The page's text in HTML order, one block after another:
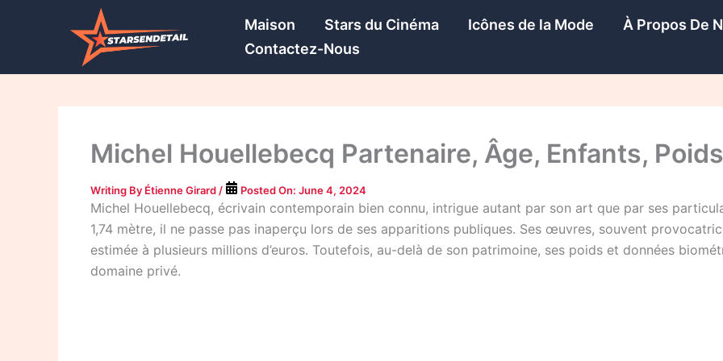
Maison Stars du Cinéma Icônes de la Mode
À Propos De
Contactez-Nous
Michel Houellebecq Partenaire, Âge, Enfants,
Writing By Étienne Girard / Posted On: June 4, 2024
Michel Houellebecq, écrivain contemporain bien connu, intrigue autant par son art que par ses
1,74 mètre, il ne passe pas inaperçu lors de ses apparitions publiques. Ses œuvres, souvent
estimée à plusieurs millions d’euros. Toutefois, au-delà de son patrimoine, ses poids et données
domaine privé.